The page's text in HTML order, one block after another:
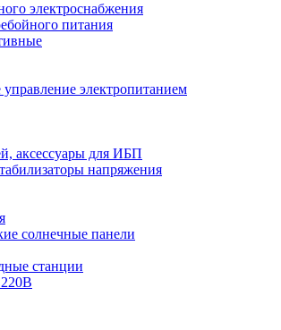
электроснабжения
питания
электропитанием
аксессуары для ИБП
напряжения
солнечные панели
станции